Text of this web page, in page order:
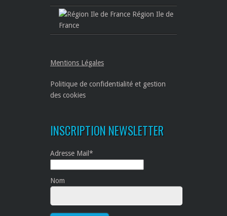
Région Ile de
France
Mentions Légales
Politique de confidentialité et gestion
des cookies
INSCRIPTION NEWSLETTER
Adresse Mail*
Nom